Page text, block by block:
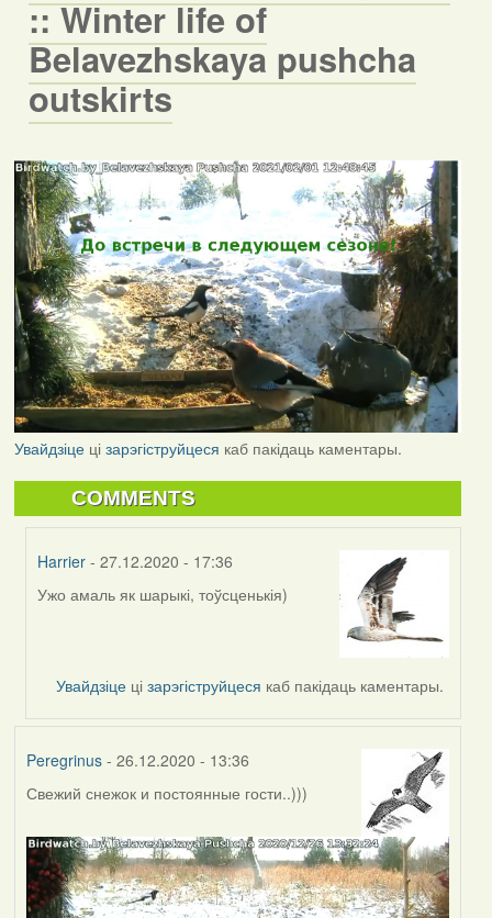
:: Winter life of
Belavezhskaya pushcha
outskirts
Увайдзіцеці зарэгіструйцеся каб пакідаць каментары.
COMMENTS
Harrier - 27.12.2020 - 17:36
In
RobinZone
Ужо амаль як шарыкі, тоўсценькія)
Увайдзіце цізарэгіструйцеся каб пакідаць каментары.
Peregrinus- 26.12.2020 - 13:36
Свежий снежок и постоянные гости..)))